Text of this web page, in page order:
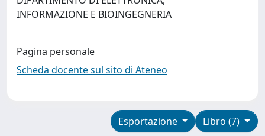
INFORMAZIONE E BIOINGEGNERIA
Pagina personale
Scheda docente sul sito di Ateneo
Libro (7)
Esportazione